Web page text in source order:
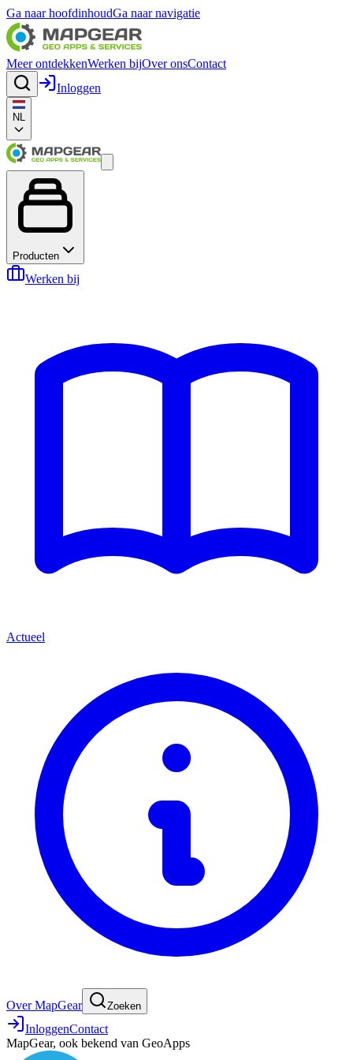
Ga naar hoofdinhoudGa naar navigatie
Meer ontdekkenWerken bijOver onsContact
Inloggen
NL
Producten
Werken bij
Actueel
Over MapGear Zoeken
InloggenContact
MapGear, ook bekend van GeoApps